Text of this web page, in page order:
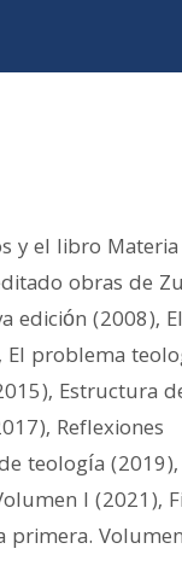
y el libro
obras de
edición (2008), El
El problema
Estructura
Reflexiones
teología (2019),
I (2021),
primera.